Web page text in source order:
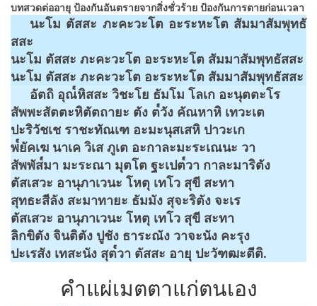
บทสวดต่ออายุ ป้องกันอันตรายจากสิ่งชั่วร้าย ป้องกันการตายก่อนเวลา
นะโม ตัสสะ ภะคะวะโต อะระหะโต สัมมาสัมพุทธั
สสะ
นะโม ตัสสะ ภะคะวะโต อะระหะโต สัมมาสัมพุทธัสสะ
นะโม ตัสสะ ภะคะวะโต อะระหะโต สัมมาสัมพุทธัสสะ
อัตถิ อุณ๎หิสสะ วิชะโย ธัมโม โลเก อะนุตตะโร
สัพพะสัตตะหิตัตถายะ ตัง ต๎วัง คัณหาหิ เทวะเต
ปะริวัชเช ราชะทัณเฑ อะมะนุสเสหิ ปาวะเก
พ๎ยัคเฆ นาเค วิเส ภูเต อะกาละมะระเณนะ วา
สัพพัส๎มา มะระณา มุตโต ฐะเปต๎วา กาละมาริตัง
ตัสเสวะ อานุภาเวนะ โหตุ เทโว สุขี สะทา
สุทธะสีลัง สะมาทายะ ธัมมัง สุจะริตัง จะเร
ตัสเสวะ อานุภาเวนะ โหตุ เทโว สุขี สะทา
ลิกขิตัง จินติตัง ปูชัง ธาระณัง วาจะนัง คะรุง
ปะเรสัง เทสะนัง สุต๎วา ตัสสะ อายุ ปะวัฑฒะตีติ.
คำแผ่เมตตาแก่ตนเอง